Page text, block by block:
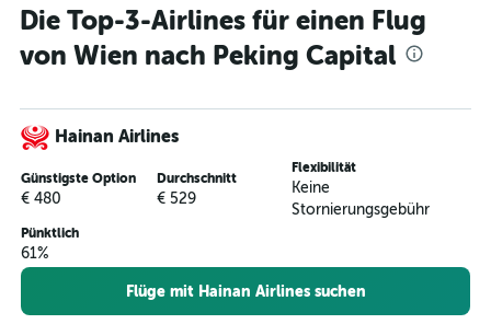
Die Top-3-Airlines für einen Flug
von Wien nach Peking Capital
Hainan Airlines
Günstigste Option
€ 480
Durchschnitt
€ 529
Flexibilität
Keine
Stornierungsgebühr
Pünktlich
61%
Flüge mit Hainan Airlines suchen